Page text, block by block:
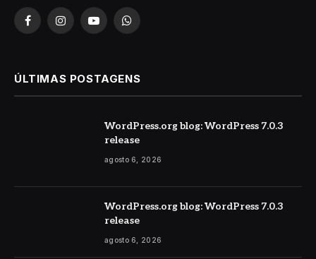
FacebookInstagramYouTubeWhatsApp
ÚLTIMAS POSTAGENS
WordPress.org blog: WordPress 7.0.3
release
agosto 6, 2026
WordPress.org blog: WordPress 7.0.3
release
agosto 6, 2026